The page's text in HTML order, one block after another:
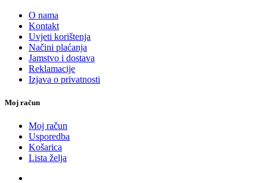
O nama
Kontakt
Uvjeti korištenja
Načini plaćanja
Jamstvo i dostava
Reklamacije
Izjava o privatnosti
Moj račun
Moj račun
Usporedba
Košarica
Lista želja